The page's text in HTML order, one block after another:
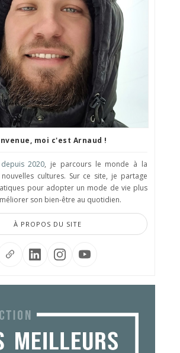
moi c'est Arnaud !
2020, je parcours le monde à la
cultures. Sur ce site, je partage
pour adopter un mode de vie plus
son bien-être au quotidien.
À PROPOS DU SITE